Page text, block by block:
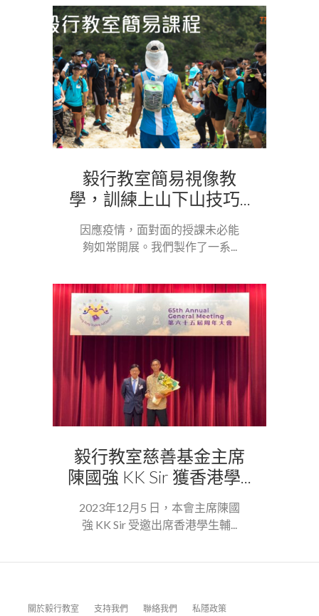
毅行教室簡易視像教
學，訓練上山下山技巧...
因應疫情，面對面的授課未必能
夠如常開展。我們製作了一系...
毅行教室慈善基金主席
陳國強 KK Sir 獲香港學...
2023年12月5 日，本會主席陳國
強 KK Sir 受邀出席香港學生輔...
關於毅行教室 支持我們 聯絡我們 私隱政策